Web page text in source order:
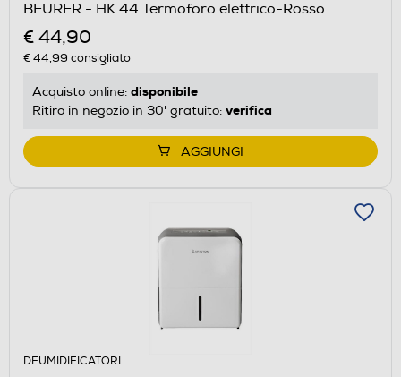
BEURER - HK 44 Termoforo elettrico-Rosso
€ 44,90
€ 44,99 consigliato
Acquisto online: disponibile
Ritiro in negozio in 30' gratuito: verifica
AGGIUNGI
DEUMIDIFICATORI